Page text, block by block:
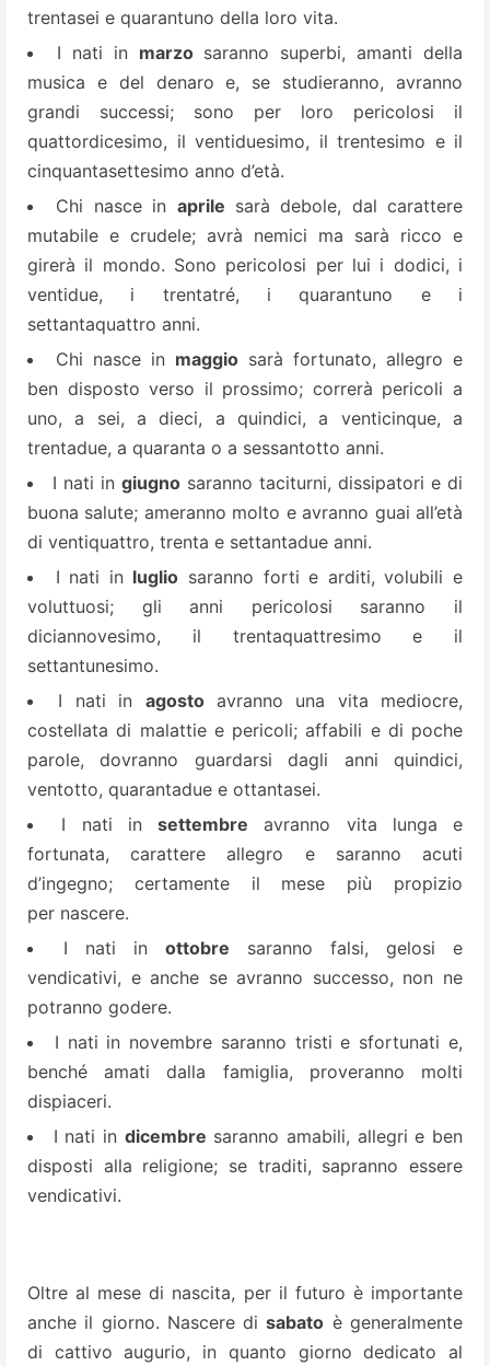
trentasei e quarantuno della loro vita.
I nati in marzosaranno superbi, amanti della
musica e del denaro e, se studieranno, avranno
grandi successi; sono per loro pericolosi il
quattordicesimo, il ventiduesimo, il trentesimo e il
cinquantasettesimo anno d’età.
Chi nasce in aprile sarà debole, dal carattere
mutabile e crudele; avrà nemici ma sarà ricco e
girerà il mondo. Sono pericolosi per lui i dodici, i
ventidue, i trentatré, i quarantuno e i
settantaquattro anni.
Chi nasce in maggio sarà fortunato, allegro e
ben disposto verso il prossimo; correrà pericoli a
uno, a sei, a dieci, a quindici, a venticinque, a
trentadue, a quaranta o a sessantotto anni.
I nati in giugno saranno taciturni, dissipatori e di
buona salute; ameranno molto e avranno guai all’età
di ventiquattro, trenta e settantadue anni.
I nati in luglio saranno forti e arditi, volubili e
voluttuosi; gli anni pericolosi saranno il
diciannovesimo, il trentaquattresimo e il
settantunesimo.
I nati in agostoavranno una vita mediocre,
costellata di malattie e pericoli; affabili e di poche
parole, dovranno guardarsi dagli anni quindici,
ventotto, quarantadue e ottantasei.
I nati in settembre avranno vita lunga e
fortunata, carattere allegro e saranno acuti
d’ingegno; certamente il mese più propizio
per nascere.
I nati in ottobre saranno falsi, gelosi e
vendicativi, e anche se avranno successo, non ne
potranno godere.
I nati in novembre saranno tristi e sfortunati e,
benché amati dalla famiglia, proveranno molti
dispiaceri.
I nati in dicembre saranno amabili, allegri e ben
disposti alla religione; se traditi, sapranno essere
vendicativi.
Oltre al mese di nascita, per il futuro è importante
anche il giorno. Nascere disabato è generalmente
di cattivo augurio, in quanto giorno dedicato al